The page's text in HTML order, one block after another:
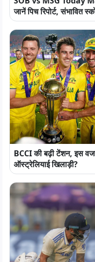
जानें पिच रिपोर्ट, संभावित
BCCI की बढ़ी टेंशन, इस
ऑस्ट्रेलियाई खिलाड़ी?